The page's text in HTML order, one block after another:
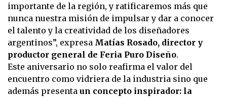
importante de la región, y ratificaremos más que
nunca nuestra misión de impulsar y dar a conocer
el talento y la creatividad de los diseñadores
argentinos”, expresa Matías Rosado, director y
productor general de Feria Puro Diseño.
Este aniversario no solo reafirma el valor del
encuentro como vidriera de la industria sino que
además presenta un concepto inspirador: la